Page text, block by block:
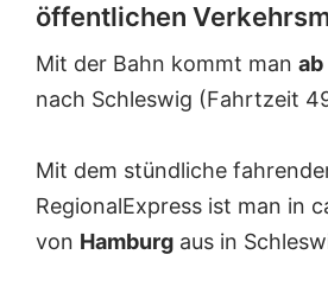
öffentlichen
Mit der Bahn kommt man ab
nach Schleswig (Fahrtzeit
Mit dem stündliche
RegionalExpress ist man in
von Hamburg aus in